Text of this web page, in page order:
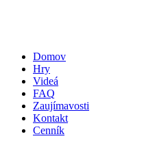
Domov
Hry
Videá
FAQ
Zaujímavosti
Kontakt
Cenník